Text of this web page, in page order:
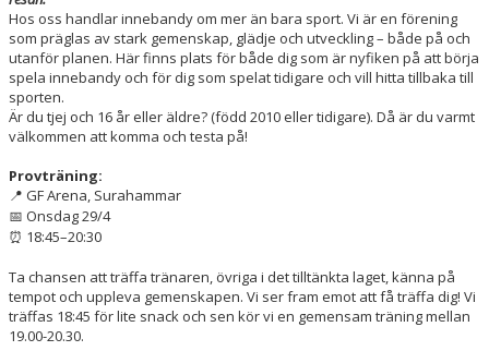
BILDGALLERI
Hos oss handlar innebandy om mer än bara sport. Vi är en förening
som präglas av stark gemenskap, glädje och utveckling – både på och
utanför planen. Här finns plats för både dig som är nyfiken på att börja
spela innebandy och för dig som spelat tidigare och vill hitta tillbaka till
sporten.
Är du tjej och 16 år eller äldre? (född 2010 eller tidigare). Då är du varmt
välkommen att komma och testa på!
Provträning:
📍 GF Arena, Surahammar
📅 Onsdag 29/4
⏰ 18:45–20:30
Ta chansen att träffa tränaren, övriga i det tilltänkta laget, känna på
tempot och uppleva gemenskapen. Vi ser fram emot att få träffa dig! Vi
träffas 18:45 för lite snack och sen kör vi en gemensam träning mellan
19.00-20.30.